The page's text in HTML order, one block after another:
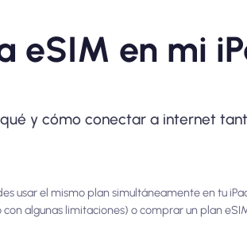
eSIM en mi
y cómo conectar a internet
usar el mismo plan simultáneamente en tu
algunas limitaciones) o comprar un plan